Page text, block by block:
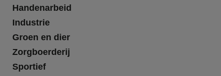
Handenarbeid
Industrie
Groen en dier
Zorgboerderij
Sportief